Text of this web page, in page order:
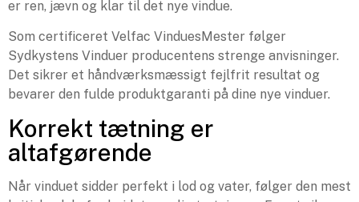
er ren, jævn og klar til det nye vindue.
Som certificeret Velfac VinduesMester følger
Sydkystens Vinduer producentens strenge anvisninger.
Det sikrer et håndværksmæssigt fejlfrit resultat og
bevarer den fulde produktgaranti på dine nye vinduer.
Korrekt tætning er
altafgørende
Når vinduet sidder perfekt i lod og vater, følger den mest